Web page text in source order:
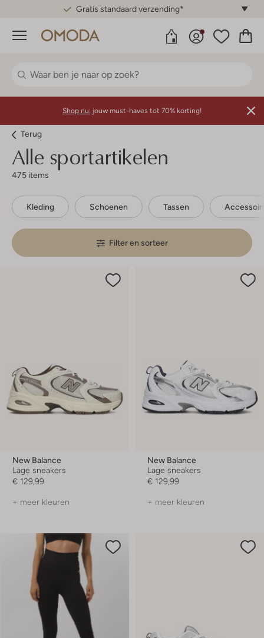
Gratis standaard verzending*
Menu
Shop nu: jouw must-haves tot 70% korting!
Terug
Alle sportartikelen
475 items
Kleding Schoenen Tassen
Filter en sorteer
New Balance
Lage sneakers
€ 129,99
+ meer kleuren
New Balance
Lage sneakers
€ 129,99
+ meer kleuren